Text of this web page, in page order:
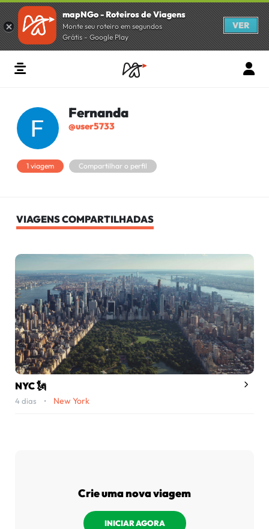
mapNGo - Roteiros de Viagens
Monte seu roteiro em segundos
Grátis - Google Play
VER
Fernanda
@user5733
1 viagem Compartilhar o perfil
VIAGENS COMPARTILHADAS
NYC 🗽
4 dias • New York
Crie uma nova viagem
INICIAR AGORA